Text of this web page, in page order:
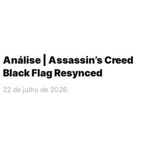
Análise | Assassin’s Creed
Black Flag Resynced
22 de julho de 2026